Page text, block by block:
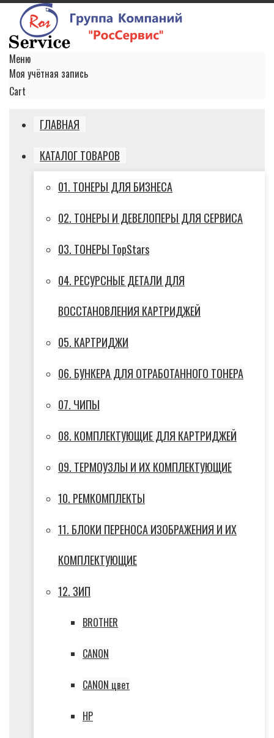
Меню
Моя учётная запись
Cart
ГЛАВНАЯ
КАТАЛОГ ТОВАРОВ
01. ТОНЕРЫ ДЛЯ БИЗНЕСА
02. ТОНЕРЫ И ДЕВЕЛОПЕРЫ ДЛЯ СЕРВИСА
03. ТОНЕРЫ TopStars
04. РЕСУРСНЫЕ ДЕТАЛИ ДЛЯ
ВОССТАНОВЛЕНИЯ КАРТРИДЖЕЙ
05. КАРТРИДЖИ
06. БУНКЕРА ДЛЯ ОТРАБОТАННОГО ТОНЕРА
07. ЧИПЫ
08. КОМПЛЕКТУЮЩИЕ ДЛЯ КАРТРИДЖЕЙ
09. ТЕРМОУЗЛЫ И ИХ КОМПЛЕКТУЮЩИЕ
10. РЕМКОМПЛЕКТЫ
11. БЛОКИ ПЕРЕНОСА ИЗОБРАЖЕНИЯ И ИХ
КОМПЛЕКТУЮЩИЕ
12. ЗИП
BROTHER
CANON
CANON цвет
HP